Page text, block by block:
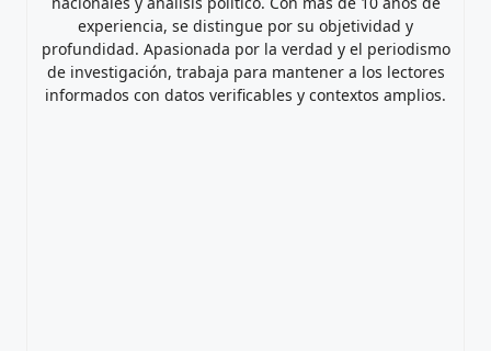
experiencia, se distingue por su objetividad y
profundidad. Apasionada por la verdad y el periodismo
de investigación, trabaja para mantener a los lectores
informados con datos verificables y contextos amplios.